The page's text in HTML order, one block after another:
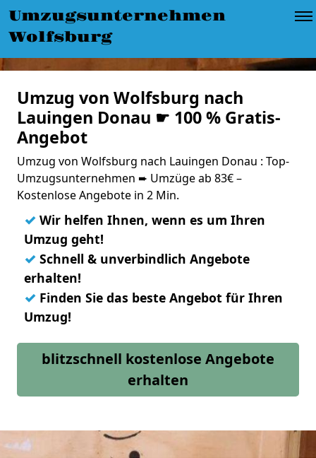
Umzugsunternehmen
Wolfsburg
Umzug von Wolfsburg nach
Lauingen Donau ☛ 100 % Gratis-
Angebot
Umzug von Wolfsburg nach Lauingen Donau : Top-
Umzugsunternehmen ➨ Umzüge ab 83€ –
Kostenlose Angebote in 2 Min.
✓ Wir helfen Ihnen, wenn es um Ihren
Umzug geht!
✓ Schnell & unverbindlich Angebote
erhalten!
✓ Finden Sie das beste Angebot für Ihren
Umzug!
blitzschnell kostenlose Angebote
erhalten